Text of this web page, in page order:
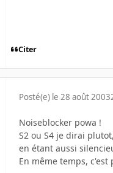
Citer
Posté(e) le 28 août 2003
Noiseblocker powa !
S2 ou S4 je dirai
en étant aussi
En même temps,